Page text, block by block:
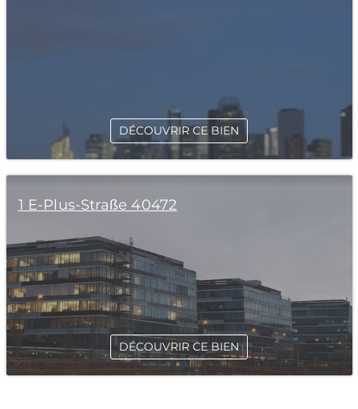
DÉCOUVRIR CE BIEN
1 E-Plus-Straße 40472
DÉCOUVRIR CE BIEN